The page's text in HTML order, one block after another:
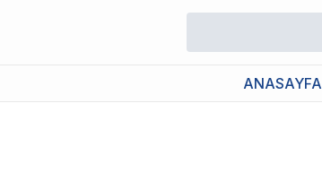
ANASAYFA